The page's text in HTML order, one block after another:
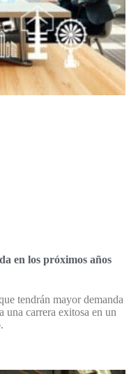
en los próximos años
tendrán mayor demanda
una carrera exitosa en un